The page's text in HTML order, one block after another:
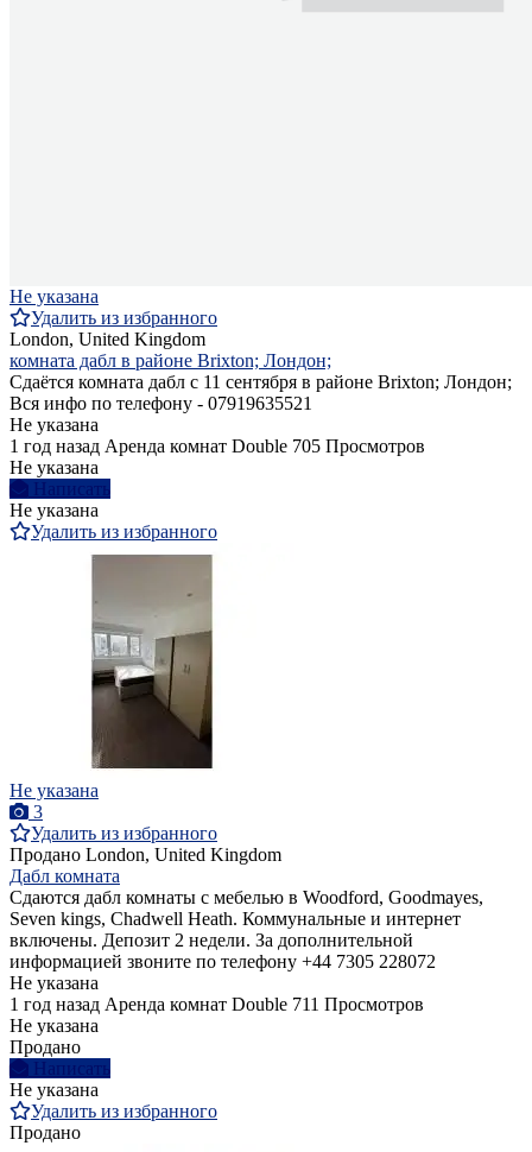
Не указана
Удалить из избранного
London, United Kingdom
комната дабл в районе Brixton; Лондон;
Сдаётся комната дабл с 11 сентября в районе Brixton; Лондон;
Вся инфо по телефону - 07919635521
Не указана
1 год назад Аренда комнат Double 705 Просмотров
Не указана
Написать
Не указана
Удалить из избранного
Не указана
3
Удалить из избранного
Продано London, United Kingdom
Дабл комната
Сдаются дабл комнаты с мебелью в Woodford, Goodmayes,
Seven kings, Chadwell Heath. Коммунальные и интернет
включены. Депозит 2 недели. За дополнительной
информацией звоните по телефону +44 7305 228072
Не указана
1 год назад Аренда комнат Double 711 Просмотров
Не указана
Продано
Написать
Не указана
Удалить из избранного
Продано